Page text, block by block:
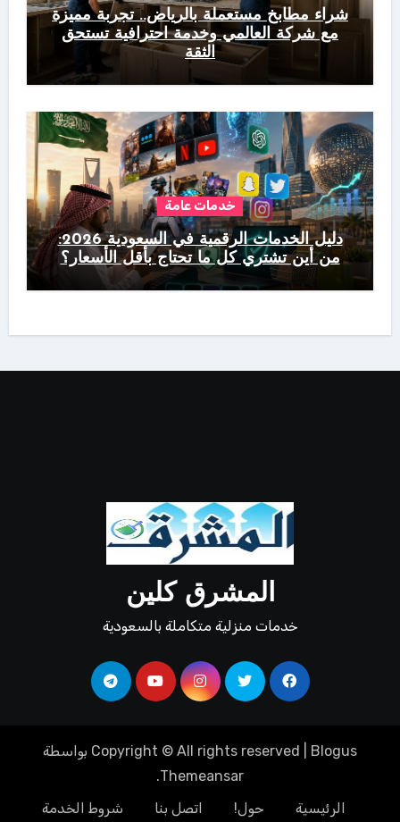
شراء مطابخ مستعملة بالرياض.. تجربة مميزة
مع شركة العالمي وخدمة احترافية تستحق
الثقة
خدمات عامة
دليل الخدمات الرقمية في السعودية 2026:
من أين تشتري كل ما تحتاج بأقل الأسعار؟
المشرق كلين
خدمات منزلية متكاملة بالسعودية
Copyright © All rights reserved Blogus
بواسطة
Themeansar
.
الرئيسية
حول! اتصل بنا شروط الخدمة